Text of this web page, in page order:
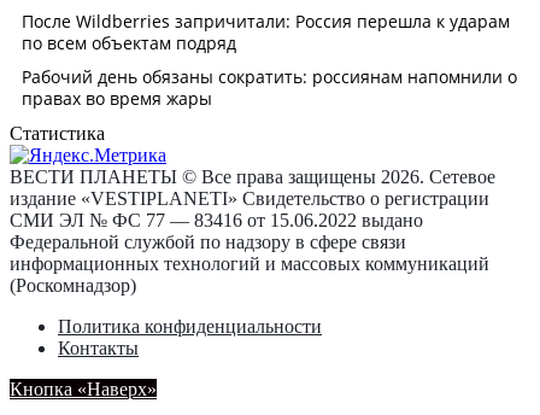
Статистика
ВЕСТИ ПЛАНЕТЫ © Все права защищены 2026. Сетевое
издание «VESTIPLANETI» Свидетельство о регистрации
СМИ ЭЛ № ФС 77 — 83416 от 15.06.2022 выдано
Федеральной службой по надзору в сфере связи
информационных технологий и массовых коммуникаций
(Роскомнадзор)
Политика конфиденциальности
Контакты
Кнопка «Наверх»